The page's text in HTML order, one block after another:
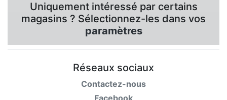
Uniquement intéressé par certains
magasins ? Sélectionnez-les dans vos
paramètres
Réseaux sociaux
Contactez-nous
Facebook